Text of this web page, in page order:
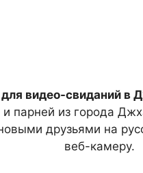
видео-свиданий в
парней из города
друзьями на
веб-камеру.